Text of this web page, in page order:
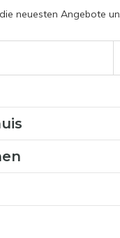
neuesten Angebote